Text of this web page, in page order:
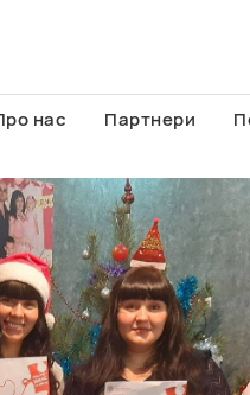
нас Партнери